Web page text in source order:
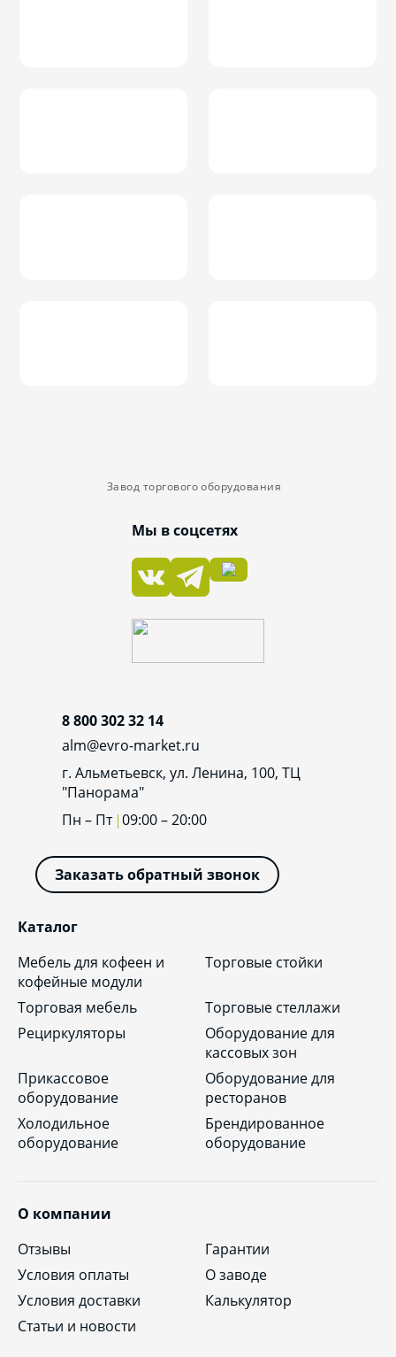
Завод торгового оборудования
Мы в соцсетях
Каталог
Мебель для кофеен и
кофейные модули
Торговые стойки
Торговая мебель
Торговые стеллажи
Рециркуляторы
Оборудование для
кассовых зон
Прикассовое
оборудование
Оборудование для
ресторанов
Холодильное
оборудование
Брендированное
оборудование
О компании
Отзывы
Гарантии
Условия оплаты
О заводе
Условия доставки
Калькулятор
Статьи и новости
8 800 302 32 14
alm@evro-market.ru
г. Альметьевск, ул. Ленина, 100, ТЦ
"Панорама"
Пн – Пт 09:00 – 20:00
Заказать обратный звонок